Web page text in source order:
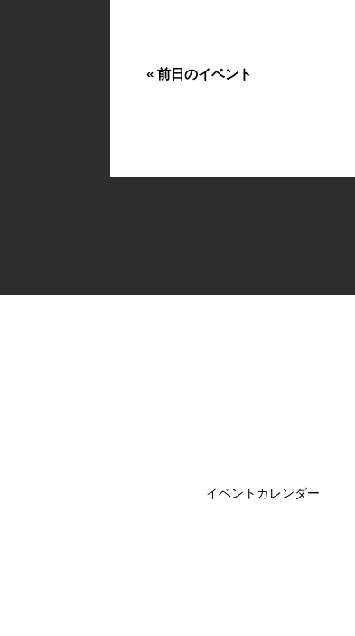
« 前日のイベント
イベントカレンダー